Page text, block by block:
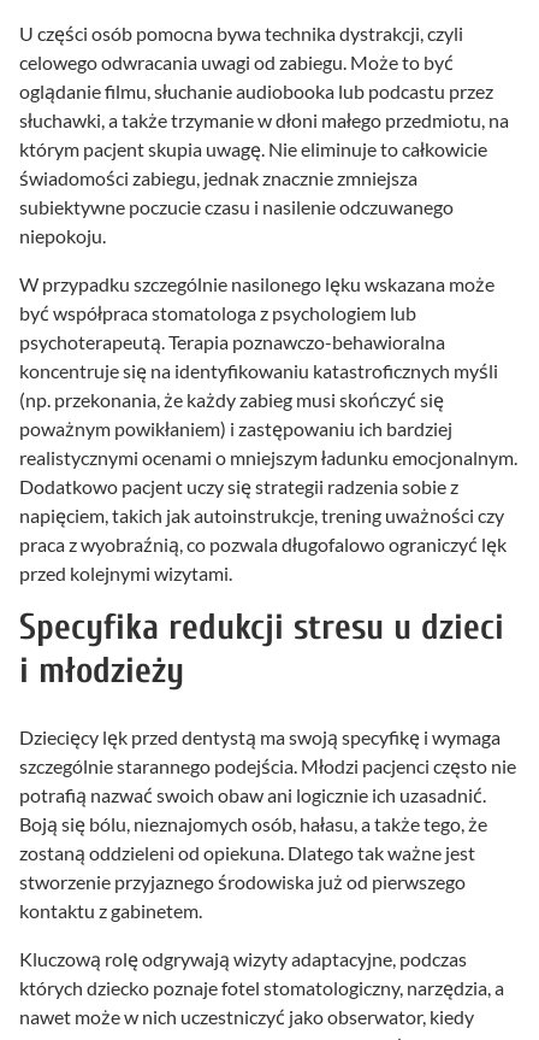
U części osób pomocna bywa technika dystrakcji, czyli
celowego odwracania uwagi od zabiegu. Może to być
oglądanie filmu, słuchanie audiobooka lub podcastu przez
słuchawki, a także trzymanie w dłoni małego przedmiotu, na
którym pacjent skupia uwagę. Nie eliminuje to całkowicie
świadomości zabiegu, jednak znacznie zmniejsza
subiektywne poczucie czasu i nasilenie odczuwanego
niepokoju.
W przypadku szczególnie nasilonego lęku wskazana może
być współpraca stomatologa z psychologiem lub
psychoterapeutą. Terapia poznawczo-behawioralna
koncentruje się na identyfikowaniu katastroficznych myśli
(np. przekonania, że każdy zabieg musi skończyć się
poważnym powikłaniem) i zastępowaniu ich bardziej
realistycznymi ocenami o mniejszym ładunku emocjonalnym.
Dodatkowo pacjent uczy się strategii radzenia sobie z
napięciem, takich jak autoinstrukcje, trening uważności czy
praca z wyobraźnią, co pozwala długofalowo ograniczyć lęk
przed kolejnymi wizytami.
Specyfika redukcji stresu u dzieci
i młodzieży
Dziecięcy lęk przed dentystą ma swoją specyfikę i wymaga
szczególnie starannego podejścia. Młodzi pacjenci często nie
potrafią nazwać swoich obaw ani logicznie ich uzasadnić.
Boją się bólu, nieznajomych osób, hałasu, a także tego, że
zostaną oddzieleni od opiekuna. Dlatego tak ważne jest
stworzenie przyjaznego środowiska już od pierwszego
kontaktu z gabinetem.
Kluczową rolę odgrywają wizyty adaptacyjne, podczas
których dziecko poznaje fotel stomatologiczny, narzędzia, a
nawet może w nich uczestniczyć jako obserwator, kiedy